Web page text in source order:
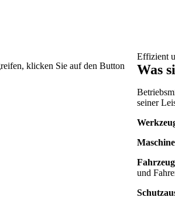
klicken Sie auf den Button
Effizient
Was
seiner
und